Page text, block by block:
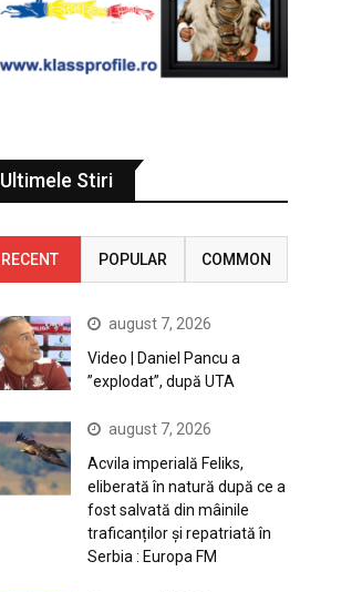
Ultimele Stiri
RECENT POPULAR COMMON
august 7, 2026
Video | Daniel Pancu a
”explodat”, după UTA
august 7, 2026
Acvila imperială Feliks,
eliberată în natură după ce a
fost salvată din mâinile
traficanților și repatriată în
Serbia : Europa FM